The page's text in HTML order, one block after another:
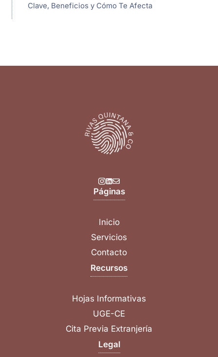
Clave, Beneficios y Cómo Te Afecta
Páginas
Inicio
Servicios
Contacto
Recursos
Hojas Informativas
UGE-CE
Cita Previa Extranjería
Legal